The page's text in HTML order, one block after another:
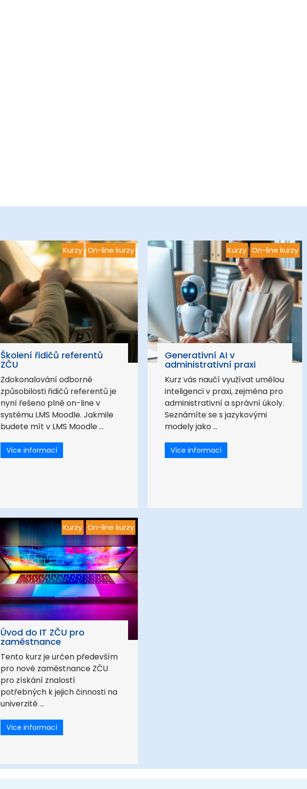
Kurzy On-line kurzy
Školení řidičů referentů
ZČU
Zdokonalování odborné
způsobilosti řidičů referentů je
nyní řešeno plně on-line v
systému LMS Moodle. Jakmile
budete mít v LMS Moodle ...
Více informací
Kurzy On-line kurzy
Generativní AI v
administrativní praxi
Kurz vás naučí využívat umělou
inteligenci v praxi, zejména pro
administrativní a správní úkoly.
Seznámíte se s jazykovými
modely jako ...
Více informací
Kurzy On-line kurzy
Úvod do IT ZČU pro
zaměstnance
Tento kurz je určen především
pro nové zaměstnance ZČU
pro získání znalostí
potřebných k jejich činnosti na
univerzitě ...
Více informací